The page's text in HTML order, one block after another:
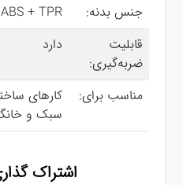
گجت
قفل
جنس بدنه:
ABS + TPR
قابلیت
ضربه‌گیری:
دارد
مناسب برای:
کارهای
سبک و
اشتراک